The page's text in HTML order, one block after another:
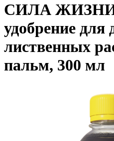
СИЛА ЖИЗНИ
удобрение для
лиственных
пальм, 300 мл